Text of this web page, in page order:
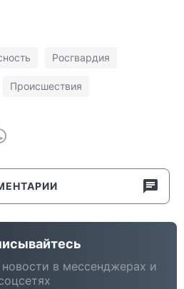
Росгвардия
Происшествия
в мессенджерах и